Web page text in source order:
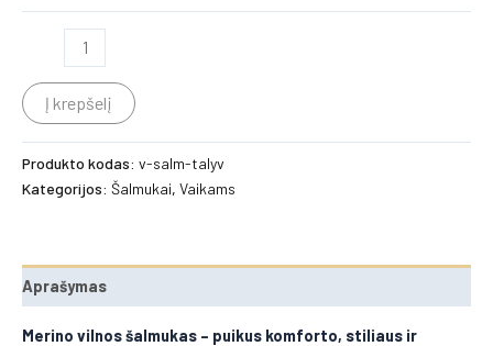
Į krepšelį
Produkto kodas: v-salm-talyv
Kategorijos: Šalmukai, Vaikams
Aprašymas
Merino vilnos šalmukas – puikus komforto, stiliaus ir